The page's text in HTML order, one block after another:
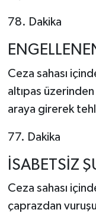
78. Dakika
Ceza sahası
altıpas
araya girerek
77. Dakika
İSABETSİZ
Ceza sahası
çaprazdan